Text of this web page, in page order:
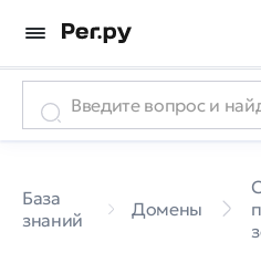
База
знаний
Домены